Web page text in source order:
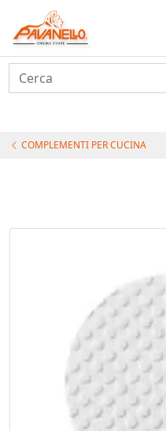
Cerca
COMPLEMENTI PER CUCINA